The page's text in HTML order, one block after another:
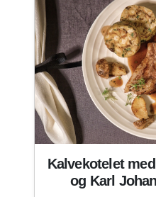
Kalvekotelet
og Karl